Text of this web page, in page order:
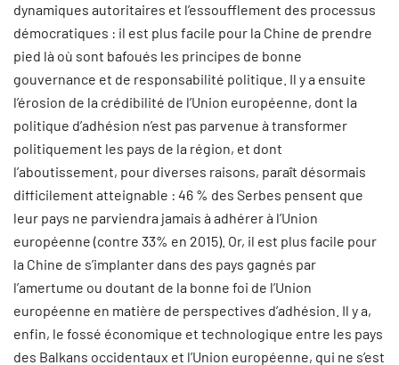
dynamiques autoritaires et l’essoufflement des processus
démocratiques : il est plus facile pour la Chine de prendre
pied là où sont bafoués les principes de bonne
gouvernance et de responsabilité politique. Il y a ensuite
l’érosion de la crédibilité de l’Union européenne, dont la
politique d’adhésion n’est pas parvenue à transformer
politiquement les pays de la région, et dont
l’aboutissement, pour diverses raisons, paraît désormais
difficilement atteignable : 46 % des Serbes pensent que
leur pays ne parviendra jamais à adhérer à l’Union
européenne (contre 33% en 2015). Or, il est plus facile pour
la Chine de s’implanter dans des pays gagnés par
l’amertume ou doutant de la bonne foi de l’Union
européenne en matière de perspectives d’adhésion. Il y a,
enfin, le fossé économique et technologique entre les pays
des Balkans occidentaux et l’Union européenne, qui ne s’est